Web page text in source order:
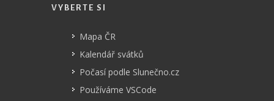
VYBERTE SI
Mapa ČR
Kalendář svátků
Počasí podle Slunečno.cz
Používáme VSCode